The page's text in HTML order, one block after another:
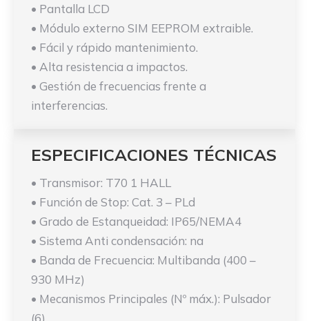
• Pantalla LCD
• Módulo externo SIM EEPROM extraible.
• Fácil y rápido mantenimiento.
• Alta resistencia a impactos.
• Gestión de frecuencias frente a
interferencias.
ESPECIFICACIONES TÉCNICAS
• Transmisor: T70 1 HALL
• Función de Stop: Cat. 3 – PLd
• Grado de Estanqueidad: IP65/NEMA4
• Sistema Anti condensación: na
• Banda de Frecuencia: Multibanda (400 –
930 MHz)
• Mecanismos Principales (Nº máx.): Pulsador
(6)